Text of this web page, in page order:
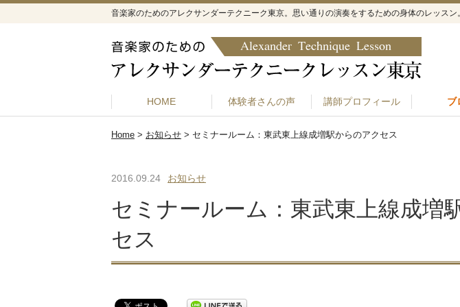
音楽家のためのアレクサンダーテクニーク東京。思い通りの演奏をするための身体のレッスン。
HOME 体験者さんの声 講師プロフィール ブ
Home > お知らせ > セミナールーム：東武東上線成増駅からのアクセス
2016.09.24 お知らせ
セミナールーム：東武東上線成増
セス